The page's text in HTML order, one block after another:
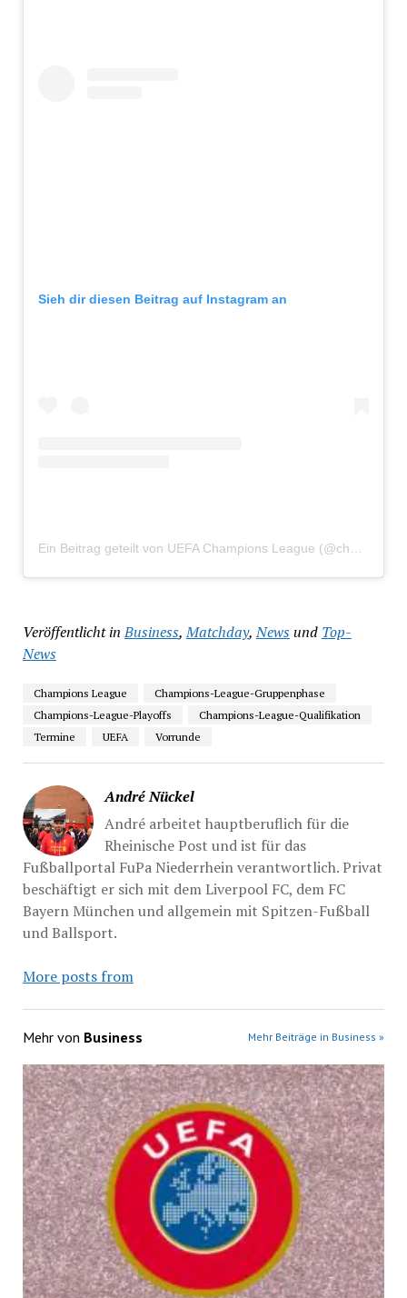
Sieh dir diesen Beitrag auf Instagram an
Veröffentlicht in Business,Matchday,Newsund Top-
News
Champions League
Champions-League-Gruppenphase
Champions-League-Playoffs
Champions-League-Qualifikation
Termine
UEFA Vorrunde
André Nückel
André arbeitet hauptberuflich für die
Rheinische Post und ist für das
Fußballportal FuPa Niederrhein verantwortlich. Privat
beschäftigt er sich mit dem Liverpool FC, dem FC
Bayern München und allgemein mit Spitzen-Fußball
und Ballsport.
More posts from
Mehr von Business Mehr Beiträge in Business »